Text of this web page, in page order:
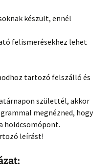
készült, ennél
felismerésekhez lehet
tartozó felszálló és
születtél, akkor
megnézned, hogy
holdcsomópont.
leírást!